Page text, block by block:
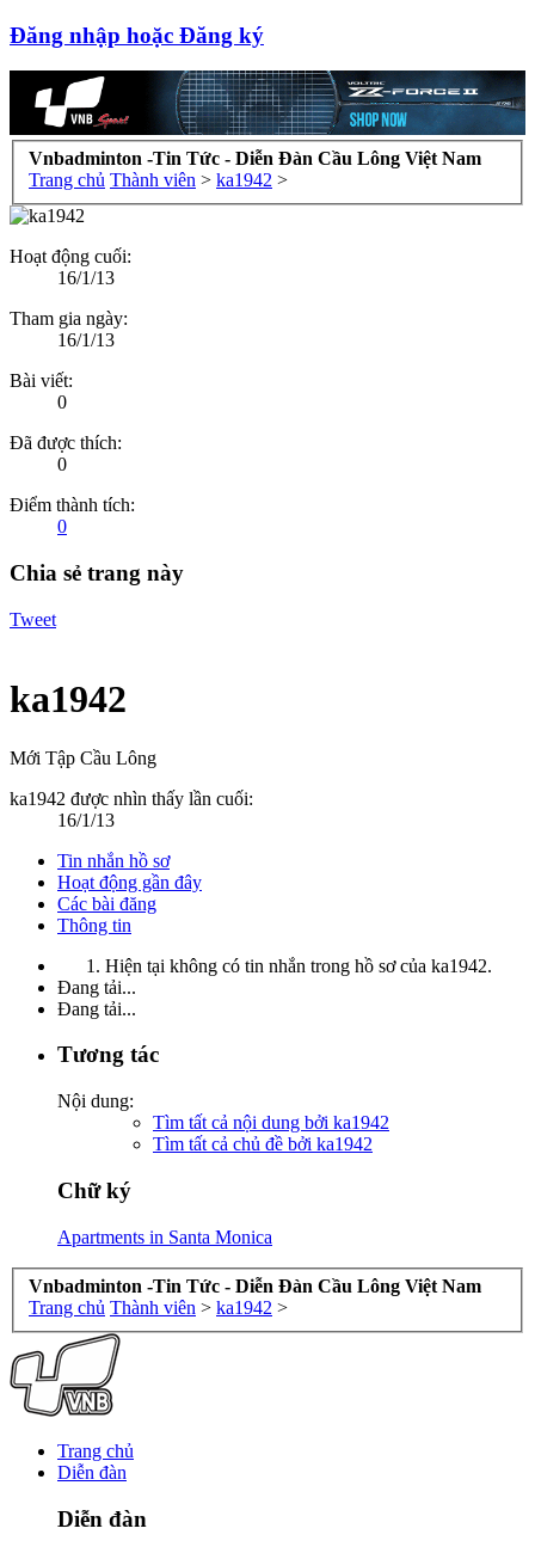
Đăng nhập hoặc Đăng ký
Vnbadminton -Tin Tức - Diễn Đàn Cầu Lông Việt Nam
Trang chủ Thành viên > ka1942 >
Hoạt động cuối:
16/1/13
Tham gia ngày:
16/1/13
Bài viết:
0
Đã được thích:
0
Điểm thành tích:
0
Chia sẻ trang này
Tweet
ka1942
Mới Tập Cầu Lông
ka1942 được nhìn thấy lần cuối:
16/1/13
Tin nhắn hồ sơ
Hoạt động gần đây
Các bài đăng
Thông tin
Hiện tại không có tin nhắn trong hồ sơ của ka1942.
Đang tải...
Đang tải...
Tương tác
Nội dung:
Tìm tất cả nội dung bởi ka1942
Tìm tất cả chủ đề bởi ka1942
Chữ ký
Apartments in Santa Monica
Vnbadminton -Tin Tức - Diễn Đàn Cầu Lông Việt Nam
Trang chủ Thành viên > ka1942 >
Trang chủ
Diễn đàn
Diễn đàn